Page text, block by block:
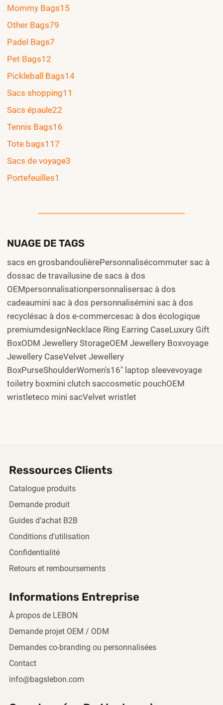
Mommy Bags15
Other Bags79
Padel Bags7
Pet Bags12
Pickleball Bags14
Sacs shopping11
Sacs épaule22
Tennis Bags16
Tote bags117
Sacs de voyage3
Portefeuilles1
NUAGE DE TAGS
sacs en grosbandoulièrePersonnalisécommuter sac à
dossac de travailusine de sacs à dos
OEMpersonnalisationpersonnalisersac à dos
cadeaumini sac à dos personnalisémini sac à dos
recyclésac à dos e-commercesac à dos écologique
premiumdesignNecklace Ring Earring CaseLuxury Gift
BoxODM Jewellery StorageOEM Jewellery Boxvoyage
Jewellery CaseVelvet Jewellery
BoxPurseShoulderWomen's16" laptop sleevevoyage
toiletry boxmini clutch saccosmetic pouchOEM
wristleteco mini sacVelvet wristlet
Ressources Clients
Catalogue produits
Demande produit
Guides d’achat B2B
Conditions d’utilisation
Confidentialité
Retours et remboursements
Informations Entreprise
À propos de LEBON
Demande projet OEM / ODM
Demandes co-branding ou personnalisées
Contact
info@bagslebon.com